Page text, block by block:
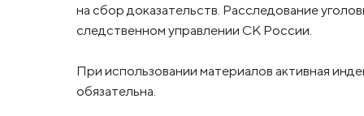
на сбор доказательств. Расследование
следственном управлении СК России.
При использовании материалов активная
обязательна.